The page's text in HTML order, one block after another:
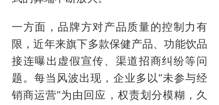
一方面，品牌方对产品质量的控制力有
限，近年来旗下多款保健产品、功能饮品
接连曝出虚假宣传、渠道招商纠纷等问
题。每当风波出现，企业多以“未参与经
销商运营”为由回应，权责划分模糊，久